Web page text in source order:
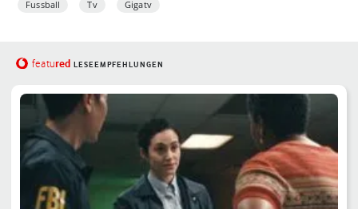
Fussball Tv Gigatv
featured LESEEMPFEHLUNGEN